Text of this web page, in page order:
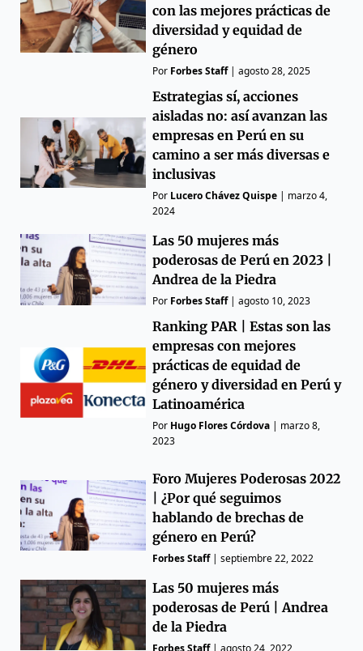
con las mejores prácticas de
diversidad y equidad de
género
Por Forbes Staff|agosto 28, 2025
Estrategias sí, acciones
aisladas no: así avanzan las
empresas en Perú en su
camino a ser más diversas e
inclusivas
Por Lucero Chávez Quispe | marzo 4,
2024
Las 50 mujeres más
poderosas de Perú en 2023 |
Andrea de la Piedra
Por Forbes Staff|agosto 10, 2023
Ranking PAR | Estas son las
empresas con mejores
prácticas de equidad de
género y diversidad en Perú y
Latinoamérica
Por Hugo Flores Córdova | marzo 8,
2023
Foro Mujeres Poderosas 2022
| ¿Por qué seguimos
hablando de brechas de
género en Perú?
Forbes Staff|septiembre 22, 2022
Las 50 mujeres más
poderosas de Perú | Andrea
de la Piedra
Forbes Staff|agosto 24, 2022